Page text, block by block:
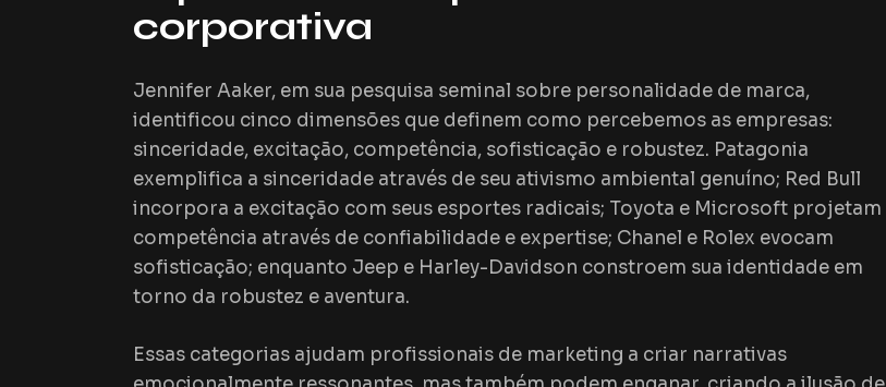
corporativa
Jennifer Aaker, em sua pesquisa seminal sobre personalidade de marca,
identificou cinco dimensões que definem como percebemos as empresas:
sinceridade, excitação, competência, sofisticação e robustez. Patagonia
exemplifica a sinceridade através de seu ativismo ambiental genuíno; Red Bull
incorpora a excitação com seus esportes radicais; Toyota e Microsoft projetam
competência através de confiabilidade e expertise; Chanel e Rolex evocam
sofisticação; enquanto Jeep e Harley-Davidson constroem sua identidade em
torno da robustez e aventura.
Essas categorias ajudam profissionais de marketing a criar narrativas